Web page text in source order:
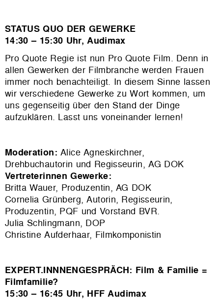
STATUS QUO DER GEWERKE
14:30 – 15:30 Uhr, Audimax
Pro Quote Regie ist nun Pro Quote Film. Denn in
allen Gewerken der Filmbranche werden Frauen
immer noch benachteiligt. In diesem Sinne lassen
wir verschiedene Gewerke zu Wort kommen, um
uns gegenseitig über den Stand der Dinge
aufzuklären. Lasst uns voneinander lernen!
Moderation:Alice Agneskirchner,
Drehbuchautorin und Regisseurin, AG DOK
Vertreterinnen Gewerke:
Britta Wauer, Produzentin, AG DOK
Cornelia Grünberg, Autorin, Regisseurin,
Produzentin, PQF und Vorstand BVR.
Julia Schlingmann, DOP
Christine Aufderhaar, Filmkomponistin
EXPERT.INNNENGESPRÄCH: Film & Familie =
Filmfamilie?
15:30 – 16:45 Uhr, HFF Audimax